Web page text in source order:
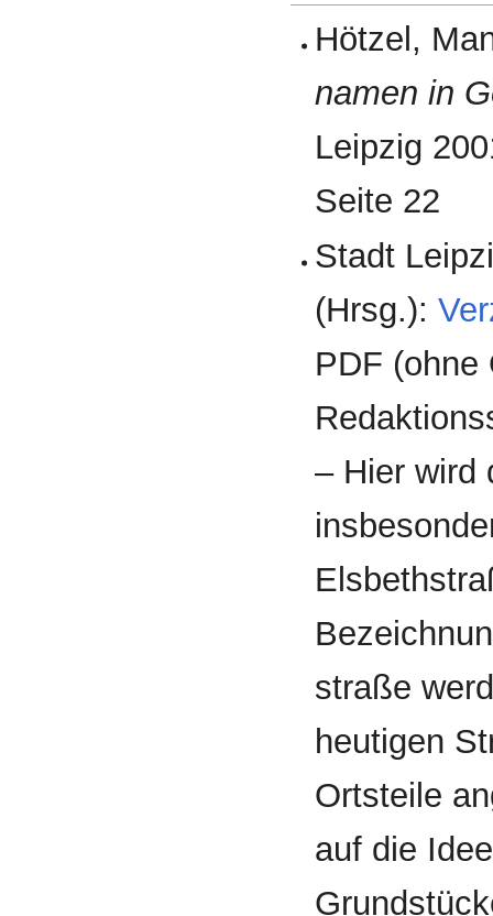
Hötzel,
namen in
Leipzig
Seite 22
Stadt
(Hrsg.):
PDF (ohne
– Hier wird
straße
heutigen
Ortsteile
auf die